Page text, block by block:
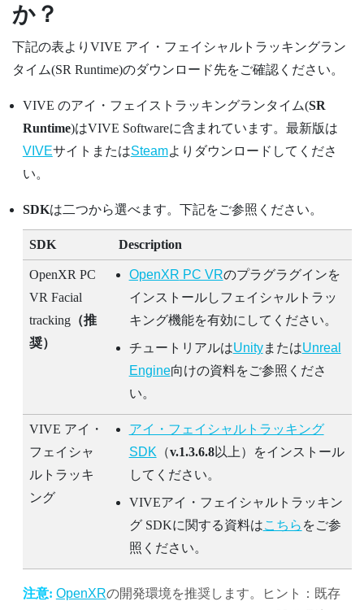
か？
下記の表より VIVE アイ・フェイシャルトラッキングラン
タイム(SR Runtime)のダウンロード先をご確認ください。
VIVE のアイ・フェイストラッキングランタイム(SR
Runtime)はVIVE Softwareに含まれています。最新版は
VIVEサイトまたはSteamよりダウンロードしてくださ
い。
SDKは二つから選べます。下記をご参照ください。
SDK Description
OpenXR PC
VR Facial
tracking（推
奨）
OpenXR PC VRのプラグラグインを
インストールしフェイシャルトラッ
キング機能を有効にしてください。
チュートリアルはUnityまたはUnreal
Engine向けの資料をご参照くださ
い。
VIVE アイ・
フェイシャ
ルトラッキ
ング
アイ・フェイシャルトラッキング
SDK （v.1.3.6.8以上）をインストール
してください。
VIVEアイ・フェイシャルトラッキン
グSDKに関する資料はこちら をご参
照ください。
注意: OpenXRの開発環境を推奨します。ヒント：既存